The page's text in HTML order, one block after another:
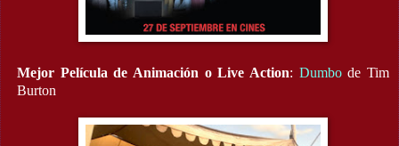
Mejor Película de Animación o Live Action: Dumbode Tim
Burton